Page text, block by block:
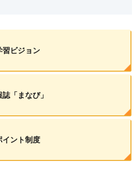
習ビジョン
「まなび」
イント制度